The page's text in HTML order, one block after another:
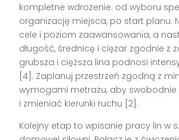
kompletne wdrożenie: od wyboru
organizację miejsca, po start planu.
cele i poziom zaawansowania, a
długość, średnicę i ciężar zgodnie z
grubsza i cięższa lina podnosi
[4]. Zaplanuj przestrzeń zgodną z
wymogami metrażu, aby
i zmieniać kierunki ruchu [2].
Kolejny etap to wpisanie pracy lin w